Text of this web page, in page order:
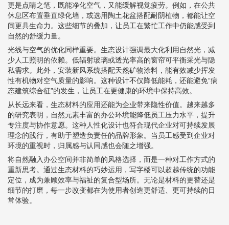
更是点睛之笔，既能净化空气，又能缓解视觉疲劳。例如，在公共
休息区布置垂直绿化墙，或选用陶土花盆搭配耐阴植物，都能让空
间更具生命力。这些细节的叠加，让员工在繁忙工作中仍能感受到
自然的舒缓力量。
光线与空气的优化同样重要。生态设计强调最大化利用自然光，减
少人工照明的依赖。低辐射玻璃或透光率高的窗帘可平衡采光与隐
私需求。此外，安装新风系统搭配天然矿物涂料，能有效减少挥发
性有机物对空气质量的影响。这种设计不仅降低能耗，还能避免“病
态建筑综合征”的发生，让员工在更健康的环境中保持高效。
从长远来看，生态材料的应用还能为企业带来隐性价值。越来越多
的研究表明，自然元素丰富的办公环境能降低员工压力水平，提升
专注度与协作意愿。这种人性化设计也符合现代企业对可持续发展
理念的践行，有助于塑造负责任的品牌形象。当员工感受到企业对
环境的重视时，归属感与认同感也会随之增强。
将自然融入办公空间并非简单的风格选择，而是一种对工作方式的
重新思考。通过生态材料的巧妙运用，写字楼可以超越传统的功能
定位，成为兼顾效率与福祉的复合型场所。无论是材料的更替还是
细节的打磨，每一步改变都在为使用者创造更舒适、更可持续的日
常体验。